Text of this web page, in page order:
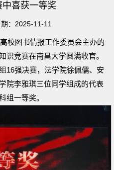
喜获一等奖
：2025-11-11
校图书情报工作委员会主办的
识竞赛在南昌大学圆满收官。
16强决赛，法学院徐佩儒、安
院李雅琪三位同学组成的代表
组一等奖。